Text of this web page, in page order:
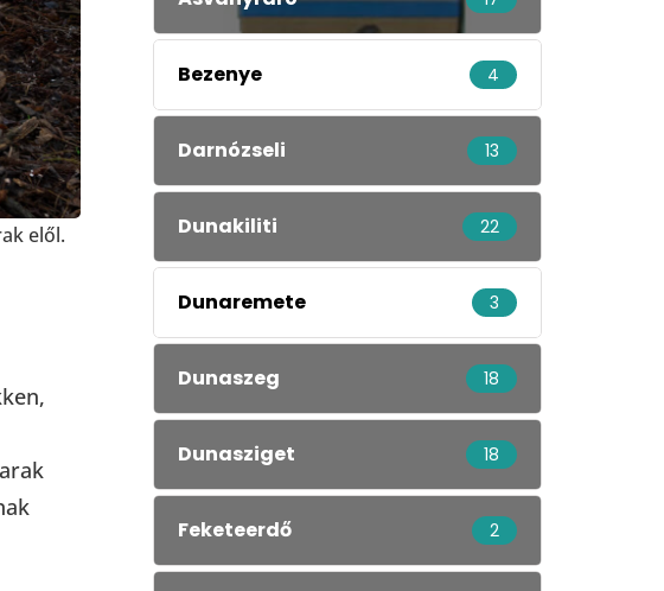
elől.
Bezenye 4
Darnózseli 13
Dunakiliti 22
Dunaremete 3
Dunaszeg 18
Dunasziget 18
Feketeerdő 2